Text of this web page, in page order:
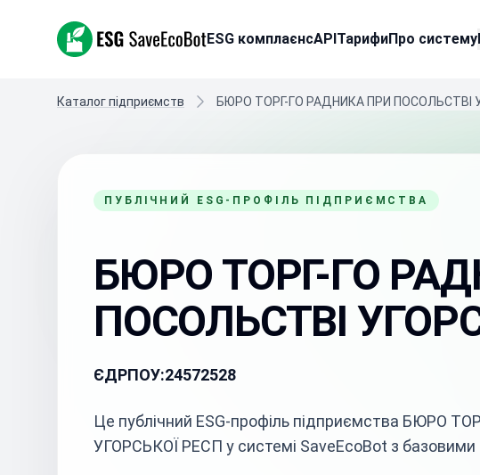
ESG SaveEcoBot ESG комплаєнсAPIТарифиПро систему
Каталог підприємств БЮРО ТОРГ-ГО РАДНИКА ПРИ ПОСОЛЬСТВІ
ПУБЛІЧНИЙ ESG-ПРОФІЛЬ ПІДПРИЄМСТВА
БЮРО ТОРГ-ГО
ПОСОЛЬСТВІ
ЄДРПОУ:24572528
Це публічний ESG-профіль підприємства БЮРО
УГОРСЬКОЇ РЕСП у системі SaveEcoBot з базовими